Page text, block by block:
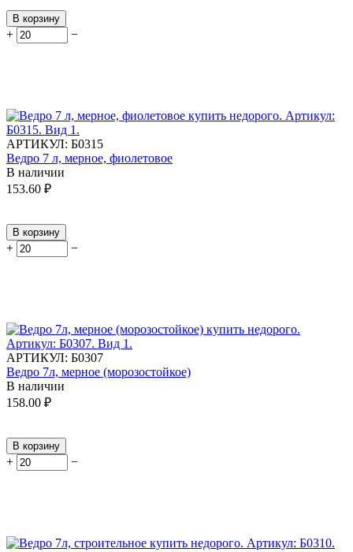
В корзину
+ −
АРТИКУЛ: Б0315
Ведро 7 л, мерное, фиолетовое
В наличии
153.60 ₽
В корзину
+ −
АРТИКУЛ: Б0307
Ведро 7л, мерное (морозостойкое)
В наличии
158.00 ₽
В корзину
+ −